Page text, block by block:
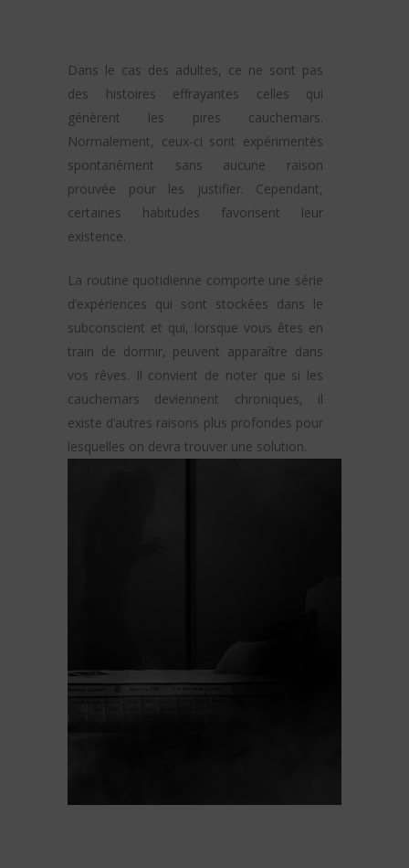
Dans le cas des adultes, ce ne sont pas
des histoires effrayantes celles qui
génèrent les pires cauchemars.
Normalement, ceux-ci sont expérimentés
spontanément sans aucune raison
prouvée pour les justifier. Cependant,
certaines habitudes favorisent leur
existence.
La routine quotidienne comporte une série
d’expériences qui sont stockées dans le
subconscient et qui, lorsque vous êtes en
train de dormir, peuvent apparaître dans
vos rêves. Il convient de noter que si les
cauchemars deviennent chroniques, il
existe d’autres raisons plus profondes pour
lesquelles on devra trouver une solution.